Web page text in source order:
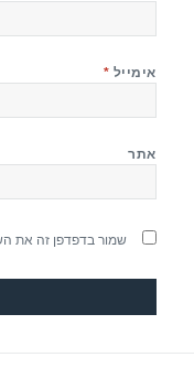
אימייל *
אתר
שמור בדפדפן זה את